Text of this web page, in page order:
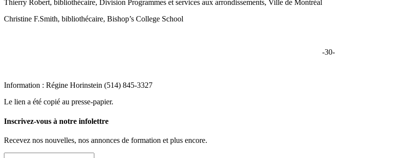
Thierry Robert, bibliothécaire, Division Programmes et services aux arrondissements, Ville de Montréal
Christine F.Smith, bibliothécaire, Bishop’s College School
-30-
Information : Régine Horinstein (514) 845-3327
Le lien a été copié au presse-papier.
Inscrivez-vous à notre infolettre
Recevez nos nouvelles, nos annonces de formation et plus encore.